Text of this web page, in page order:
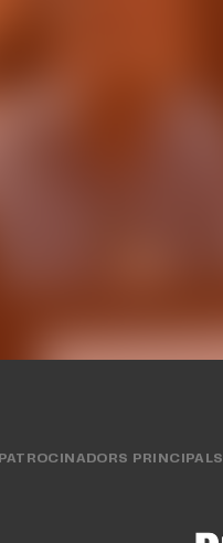
PATROCINADORS PRINCIPALS